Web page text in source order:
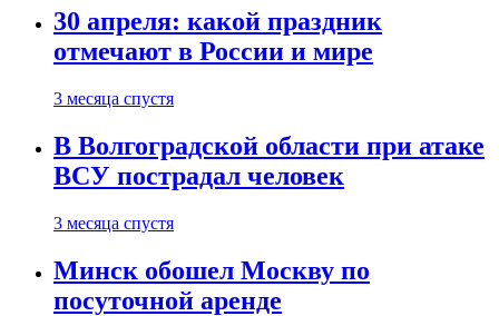
30 апреля: какой праздник
отмечают в России и мире
3 месяца спустя
В Волгоградской области при атаке
ВСУ пострадал человек
3 месяца спустя
Минск обошел Москву по
посуточной аренде